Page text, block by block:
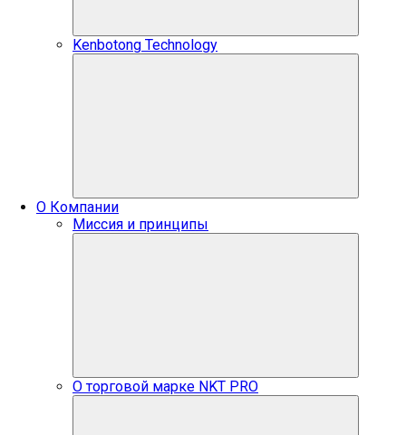
Kenbotong Technology
О Компании
Миссия и принципы
О торговой марке NKT PRO